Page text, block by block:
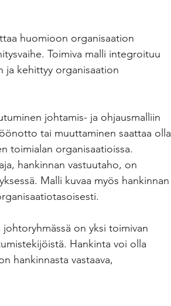
huomioon organisaation
Toimiva malli integroituu
ja kehittyy organisaation
johtamis- ja ohjausmalliin
tai muuttaminen saattaa olla
toimialan organisaatioissa.
hankinnan vastuutaho, on
Malli kuvaa myös hankinnan
on yksi toimivan
Hankinta voi olla
hankinnasta vastaava,